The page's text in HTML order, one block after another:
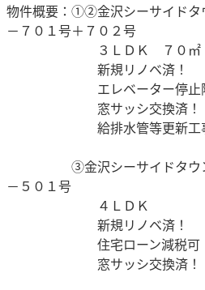
物件概要：①②金沢シーサイドタ
－７０１号＋７０２号
３ＬＤＫ ７０㎡ ２
新規リノベ済！
エレベーター停止階
窓サッシ交換済！
給排水管等更新工
③金沢シーサイドタウンブ
－５０１号
４ＬＤＫ
新規リノベ済！
住宅ローン減税可
窓サッシ交換済！